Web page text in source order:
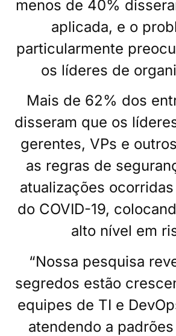
menos de 40%
aplicada, e o
particularmente
os líderes de
Mais de 62% dos
disseram que os
gerentes, VPs e
as regras de
atualizações
do COVID-19,
alto nível em
“Nossa pesquisa
segredos estão
equipes de TI e
atendendo a